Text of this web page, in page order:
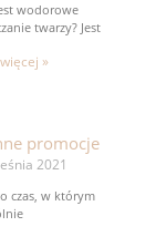
wodorowe
twarzy? Jest
»
promocje
2021
czas, w którym